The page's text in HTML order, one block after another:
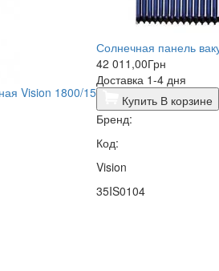
Vision 1800/15
Солнечная панель
42 011,00Грн
Доставка 1-4 дня
Купить В корзине
Бренд:
Код:
Vision
35IS0104